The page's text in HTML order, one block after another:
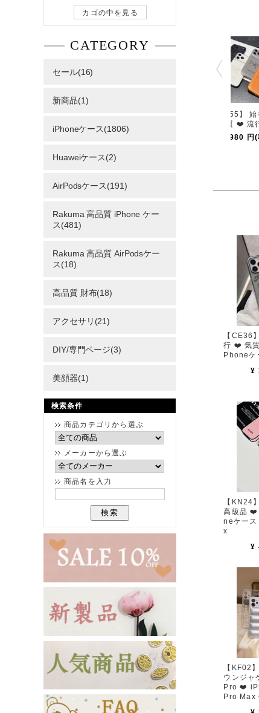
カゴの中を見る
CATEGORY
セール(16)
新商品(1)
iPhoneケース(1806)
Huaweiケース(2)
AirPodsケース(191)
Rakuma 高品質 iPhone ケー
ス(481)
Rakuma 高品質 AirPodsケー
ス(18)
高品質 財布(18)
アクセサリ(21)
DIY/専門ページ(3)
美顔器(1)
検索条件
商品カテゴリから選ぶ
メーカーから選ぶ
商品名を入力
❤️ GUCCI ❤️ 高品質
❤️ ストラップ ❤️ フ
eケース ❤️ スマホケ
トン ❤️ Louis Vuitto
n ❤️ LV ❤️ 高品質 ❤️
oneケース ❤️ スマホ
ケー
【AS55】 始祖
高品質 ❤️ 流行
ァッション ❤️
eケース ❤️ スマホ
4,980 円(税
【
行 ❤️ 気
Phoneケ
¥
【
高級品 ❤️
neケー
x
¥
【KF02
ウンジ
Pro ❤️
Pro Max